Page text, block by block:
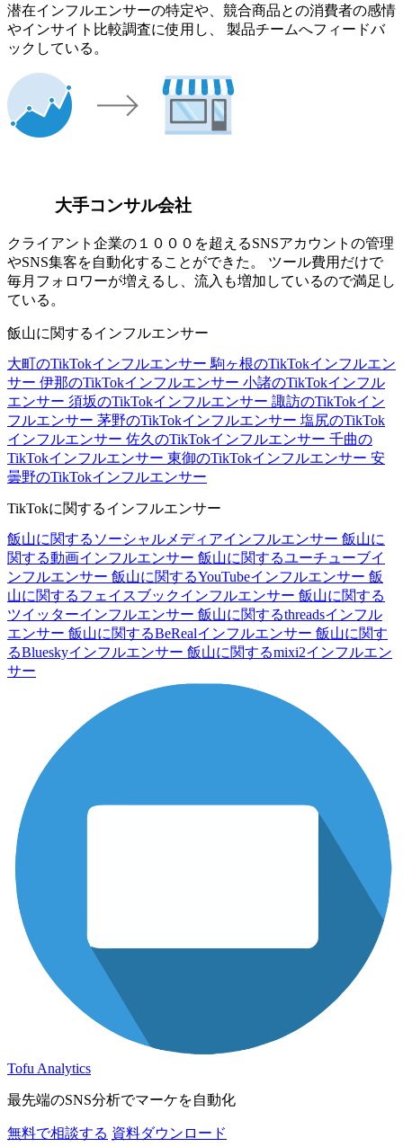
潜在インフルエンサーの特定や、競合商品との消費者の感情
やインサイト比較調査に使用し、 製品チームへフィードバ
ックしている。
大手コンサル会社
クライアント企業の１０００を超えるSNSアカウントの管理
やSNS集客を自動化することができた。 ツール費用だけで
毎月フォロワーが増えるし、流入も増加しているので満足し
ている。
飯山に関するインフルエンサー
大町のTikTokインフルエンサー駒ヶ根のTikTokインフルエン
サー 伊那のTikTokインフルエンサー 小諸のTikTokインフル
エンサー 須坂のTikTokインフルエンサー 諏訪のTikTokイン
フルエンサー 茅野のTikTokインフルエンサー 塩尻のTikTok
インフルエンサー 佐久のTikTokインフルエンサー 千曲の
TikTokインフルエンサー 東御のTikTokインフルエンサー 安
曇野のTikTokインフルエンサー
TikTokに関するインフルエンサー
飯山に関するソーシャルメディアインフルエンサー 飯山に
関する動画インフルエンサー 飯山に関するユーチューブイ
ンフルエンサー 飯山に関するYouTubeインフルエンサー 飯
山に関するフェイスブックインフルエンサー 飯山に関する
ツイッターインフルエンサー 飯山に関するthreadsインフル
エンサー 飯山に関するBeRealインフルエンサー 飯山に関す
るBlueskyインフルエンサー 飯山に関するmixi2インフルエン
サー
Tofu Analytics
最先端のSNS分析でマーケを自動化
無料で相談する 資料ダウンロード